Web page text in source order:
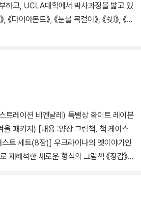
하고, UCLA대학에서 박사과정을 밟고 있
《다이아몬드》, 《눈물 목걸이》, 《쉿!》, 《이
》, 《장갑》, 《킹쿠》 등이 있다.
트레이션 비엔날레) 특별상 화이트 레이븐
크라이나의 옛이야기인
석한 새로운 형식의 그림책 《장갑》은